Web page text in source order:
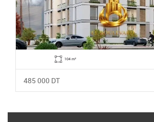
104 m²
485 000 DT